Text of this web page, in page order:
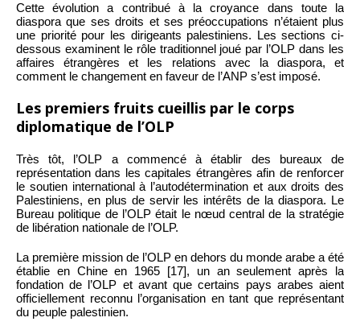
Cette évolution a contribué à la croyance dans toute la
diaspora que ses droits et ses préoccupations n’étaient plus
une priorité pour les dirigeants palestiniens. Les sections ci-
dessous examinent le rôle traditionnel joué par l’OLP dans les
affaires étrangères et les relations avec la diaspora, et
comment le changement en faveur de l’ANP s’est imposé.
Les premiers fruits cueillis par le corps
diplomatique de l’OLP
Très tôt, l’OLP a commencé à établir des bureaux de
représentation dans les capitales étrangères afin de renforcer
le soutien international à l’autodétermination et aux droits des
Palestiniens, en plus de servir les intérêts de la diaspora. Le
Bureau politique de l’OLP était le nœud central de la stratégie
de libération nationale de l’OLP.
La première mission de l’OLP en dehors du monde arabe a été
établie en Chine en 1965 [17], un an seulement après la
fondation de l’OLP et avant que certains pays arabes aient
officiellement reconnu l’organisation en tant que représentant
du peuple palestinien.